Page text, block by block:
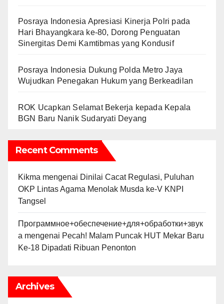
Posraya Indonesia Apresiasi Kinerja Polri pada
Hari Bhayangkara ke-80, Dorong Penguatan
Sinergitas Demi Kamtibmas yang Kondusif
Posraya Indonesia Dukung Polda Metro Jaya
Wujudkan Penegakan Hukum yang Berkeadilan
ROK Ucapkan Selamat Bekerja kepada Kepala
BGN Baru Nanik Sudaryati Deyang
Recent Comments
Kikma mengenai Dinilai Cacat Regulasi, Puluhan
OKP Lintas Agama Menolak Musda ke-V KNPI
Tangsel
Программное+обеспечение+для+обработки+звук
а mengenai Pecah! Malam Puncak HUT Mekar Baru
Ke-18 Dipadati Ribuan Penonton
Archives